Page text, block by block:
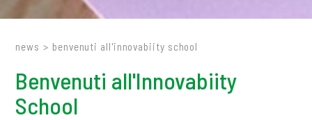
news > benvenuti all'innovabiity school
Benvenuti all'Innovabiity
School